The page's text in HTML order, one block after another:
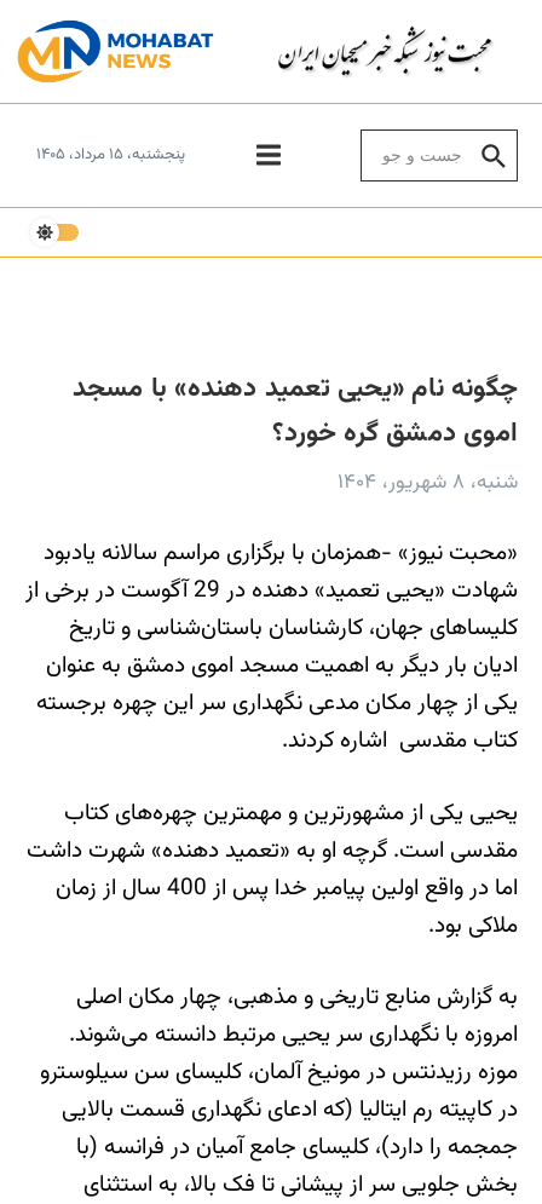
پنجشنبه، ۱۵ مرداد، ۱۴۰۵
چگونه نام «یحیی تعمید دهنده» با مسجد
اموی دمشق گره خورد؟
شنبه، ۸ شهریور، ۱۴۰۴
«محبت نیوز» -همزمان با برگزاری مراسم سالانه یادبود
شهادت «یحیی تعمید» دهنده در 29 آگوست در برخی از
کلیساهای جهان، کارشناسان باستان‌شناسی و تاریخ
ادیان بار دیگر به اهمیت مسجد اموی دمشق به عنوان
یکی از چهار مکان مدعی نگهداری سر این چهره‌ برجسته
کتاب مقدسی اشاره کردند.
یحیی یکی از مشهورترین و مهمترین چهره‌های کتاب
مقدسی است. گرچه او به «تعمید دهنده» شهرت داشت
اما در واقع اولین پیامبر خدا پس از 400 سال از زمان
ملاکی بود.
به گزارش منابع تاریخی و مذهبی، چهار مکان اصلی
امروزه با نگهداری سر یحیی مرتبط دانسته می‌شوند.
موزه رزیدنتس در مونیخ آلمان، کلیسای سن سیلوسترو
در کاپیته رم ایتالیا (که ادعای نگهداری قسمت بالایی
جمجمه را دارد)، کلیسای جامع آمیان در فرانسه (با
بخش جلویی سر از پیشانی تا فک بالا، به استثنای